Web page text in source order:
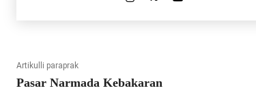
Artikulli paraprak
Pasar Narmada Kebakaran